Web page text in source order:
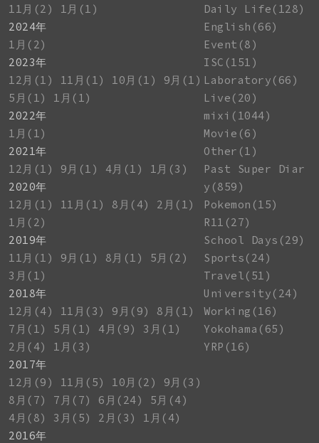
11月(2)
1月(1)
2024年
1月(2)
2023年
12月(1)
11月(1) 10月(1)
9月(1)
5月(1)
1月(1)
2022年
1月(1)
2021年
12月(1)
9月(1) 4月(1)
1月(3)
2020年
12月(1)
11月(1) 8月(4)
2月(1)
1月(2)
2019年
11月(1)
9月(1) 8月(1)
5月(2)
3月(1)
2018年
12月(4)
11月(3) 9月(9)
8月(1)
7月(1)
5月(1) 4月(9)
3月(1)
2月(4)
1月(3)
2017年
12月(9)
11月(5) 10月(2)
9月(3)
8月(7)
7月(7) 6月(24)
5月(4)
4月(8)
3月(5) 2月(3)
1月(4)
2016年
Daily Life(128)
English(66)
Event(8)
ISC(151)
Laboratory(66)
Live(20)
mixi(1044)
Movie(6)
Other(1)
Past Super Diar
y(859)
Pokemon(15)
R11(27)
School Days(29)
Sports(24)
Travel(51)
University(24)
Working(16)
Yokohama(65)
YRP(16)